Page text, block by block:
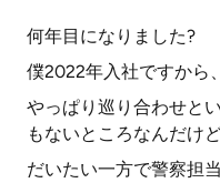
何年目になりました?
僕2022年入社ですから
やっぱり巡り合わせと
もないところなんだけど
だいたい一方で警察担